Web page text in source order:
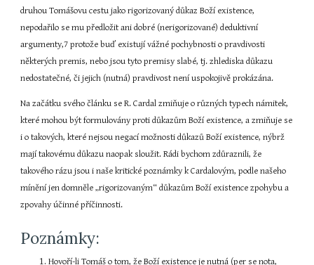
druhou Tomášovu cestu jako rigorizovaný důkaz Boží existence,
nepodařilo se mu předložit ani dobré (nerigorizované) deduktivní
argumenty,7 protože buď existují vážné pochybnosti o pravdivosti
některých premis, nebo jsou tyto premisy slabé, tj. zhlediska důkazu
nedostatečné, či jejich (nutná) pravdivost není uspokojivě prokázána.
Na začátku svého článku se R. Cardal zmiňuje o různých typech námitek,
které mohou být formulovány proti důkazům Boží existence, a zmiňuje se
i o takových, které nejsou negací možnosti důkazů Boží existence, nýbrž
mají takovému důkazu naopak sloužit. Rádi bychom zdůraznili, že
takového rázu jsou i naše kritické poznámky k Cardalovým, podle našeho
mínění jen domněle „rigorizovaným“ důkazům Boží existence zpohybu a
zpovahy účinné příčinnosti.
Poznámky:
Hovoří-li Tomáš o tom, že Boží existence je nutná (per se nota,